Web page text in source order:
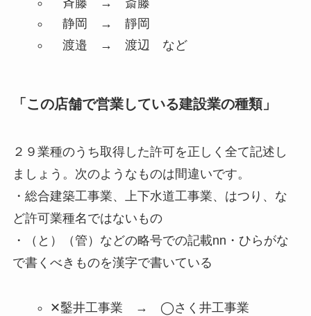
静岡 → 靜岡
渡邉 → 渡辺 など
「この店舗で営業している建設業の種類」
２９業種のうち取得した許可を正しく全て記述し
ましょう。次のようなものは間違いです。
・総合建築工事業、上下水道工事業、はつり、な
ど許可業種名ではないもの
・（と）（管）などの略号での記載nn・ひらがな
で書くべきものを漢字で書いている
✕鑿井工事業 → ◯さく井工事業